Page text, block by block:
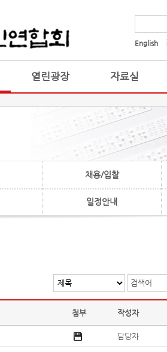
English
열린광장 자료실
채용/입찰
일정안내
검색어
첨부 작성자
담당자